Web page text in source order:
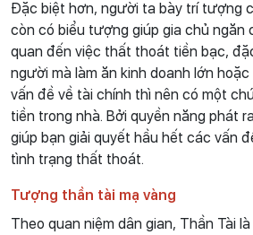
Đặc biệt hơn, người ta bày trí tượng
còn có biểu tượng giúp gia chủ ngăn
quan đến việc thất thoát tiền bạc,
người mà làm ăn kinh doanh lớn
vấn đề về tài chính thì nên có một
tiền trong nhà. Bởi quyền năng phát
giúp bạn giải quyết hầu hết các vấn
tình trạng thất thoát.
Tượng thần tài mạ vàng
Theo quan niệm dân gian, Thần Tài